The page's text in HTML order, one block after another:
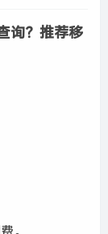
询？推荐移